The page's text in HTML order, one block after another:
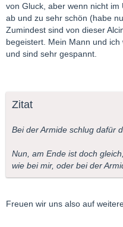
von Gluck, aber wenn nicht
ab und zu sehr schön (habe
Zumindest sind von dieser
begeistert. Mein Mann und
und sind sehr gespannt.
Zitat
Bei der Armide schlug dafür
Nun, am Ende ist doch
wie bei mir, oder bei der
Freuen wir uns also auf